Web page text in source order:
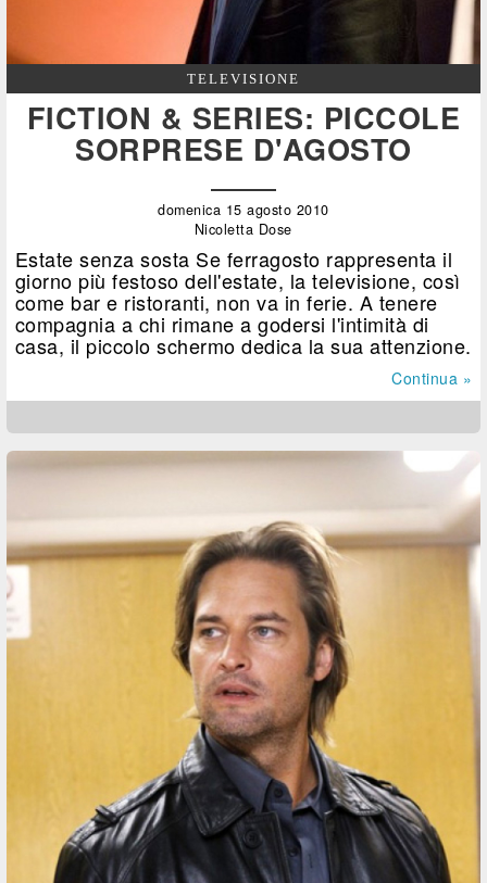
TELEVISIONE
FICTION & SERIES: PICCOLE
SORPRESE D'AGOSTO
domenica 15 agosto 2010
Nicoletta Dose
Estate senza sosta Se ferragosto rappresenta il
giorno più festoso dell'estate, la televisione, così
come bar e ristoranti, non va in ferie. A tenere
compagnia a chi rimane a godersi l'intimità di
casa, il piccolo schermo dedica la sua attenzione.
Continua »